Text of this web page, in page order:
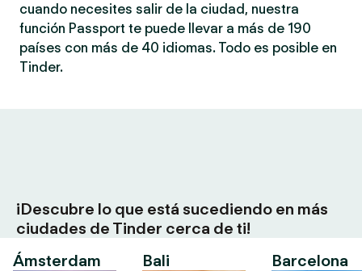
cuando necesites salir de la ciudad, nuestra
función Passport te puede llevar a más de 190
países con más de 40 idiomas. Todo es posible en
Tinder.
¡Descubre lo que está sucediendo en más
ciudades de Tinder cerca de ti!
Ámsterdam
Bali Barcelona